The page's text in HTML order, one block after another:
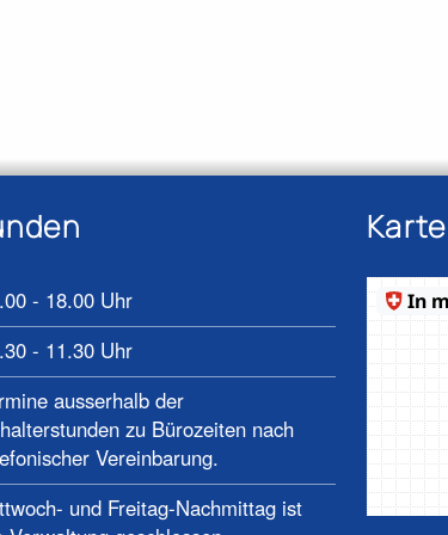
- 18.00 Uhr
- 11.30 Uhr
ausserhalb der
zu Bürozeiten nach
Vereinbarung.
und Freitag-Nachmittag ist
Karte